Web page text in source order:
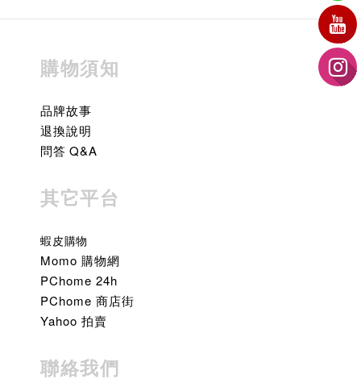
購物須知
品牌故事
退換說明
問答 Q&A
其它平台
蝦皮購物
Momo 購物網
PChome 24h
PChome 商店街
Yahoo 拍賣
聯絡我們